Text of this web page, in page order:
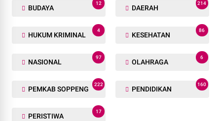
BUDAYA
12
DAERAH
214
HUKUM KRIMINAL
4
KESEHATAN
86
NASIONAL
97
OLAHRAGA
6
PEMKAB SOPPENG
222
PENDIDIKAN
160
PERISTIWA
17